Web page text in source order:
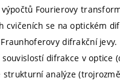
Fourierovy
cvičeních se na optickém
difrakční jevy.
souvislostí difrakce v optice
strukturní analýze